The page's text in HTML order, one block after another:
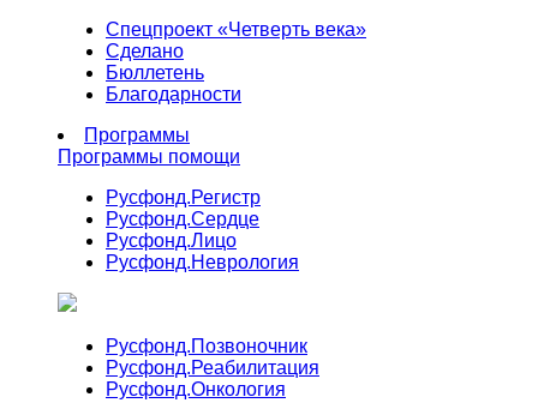
Спецпроект «Четверть века»
Сделано
Бюллетень
Благодарности
Программы
Программы помощи
Русфонд.Регистр
Русфонд.Сердце
Русфонд.Лицо
Русфонд.Неврология
Русфонд.Позвоночник
Русфонд.Реабилитация
Русфонд.Онкология